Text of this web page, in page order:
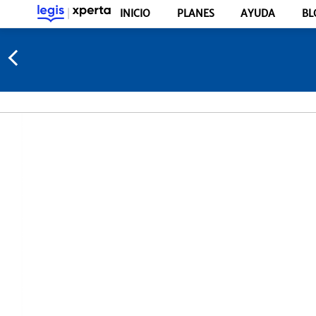
INICIO PLANES AYUDA